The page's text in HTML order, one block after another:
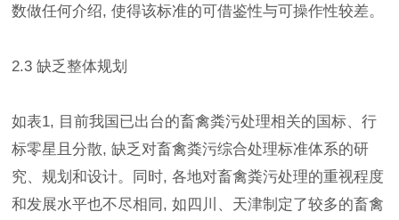
数做任何介绍, 使得该标准的可借鉴性与可操作性较差。
2.3 缺乏整体规划
如表1, 目前我国已出台的畜禽粪污处理相关的国标、行
标零星且分散, 缺乏对畜禽粪污综合处理标准体系的研
究、规划和设计。同时, 各地对畜禽粪污处理的重视程度
和发展水平也不尽相同, 如四川、天津制定了较多的畜禽